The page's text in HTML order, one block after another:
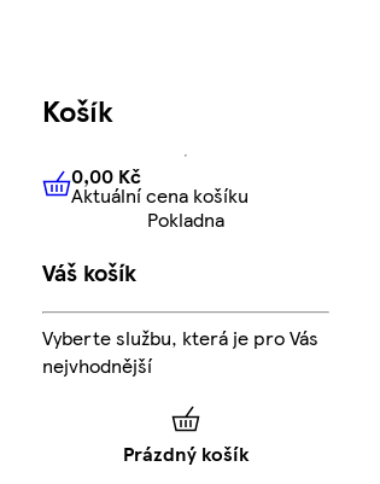
Košík
0,00 KčAktuální cena košíku
0,00 Kč
Aktuální cena košíku
Pokladna
Váš košík
Vyberte službu, která je pro Vás
nejvhodnější
Prázdný košík